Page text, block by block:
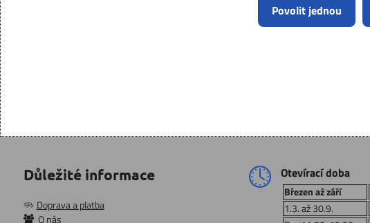
Povolit jednou
Důležité informace
Doprava a platba
O nás
Otevírací doba
Březen až září
1.3. až 30.9.